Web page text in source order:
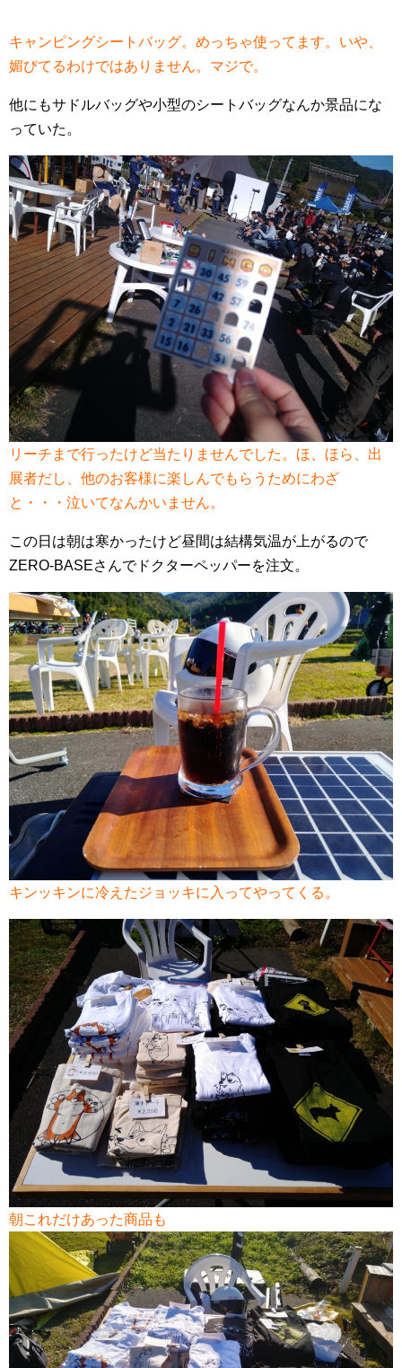
キャンピングシートバッグ。めっちゃ使ってます。いや、
媚びてるわけではありません。マジで。
他にもサドルバッグや小型のシートバッグなんか景品にな
っていた。
リーチまで行ったけど当たりませんでした。ほ、ほら、出
展者だし、他のお客様に楽しんでもらうためにわざ
と・・・泣いてなんかいません。
この日は朝は寒かったけど昼間は結構気温が上がるので
ZERO-BASEさんでドクターペッパーを注文。
キンッキンに冷えたジョッキに入ってやってくる。
朝これだけあった商品も